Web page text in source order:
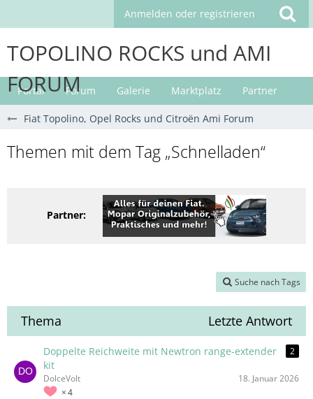
Anmelden oder registrieren
TOPOLINO ROCKS und AMI
FORUM
Portal Forum Galerie Marktplatz Partner
Fiat Topolino, Opel Rocks und Citroën Ami Forum
Themen mit dem Tag „Schnelladen“
Partner:
Suche nach Tags
Thema Letzte Antwort
Doppelte Reichweite mit Newtron range-extender
kit
2
4
DolceVolt 18. Januar 2026